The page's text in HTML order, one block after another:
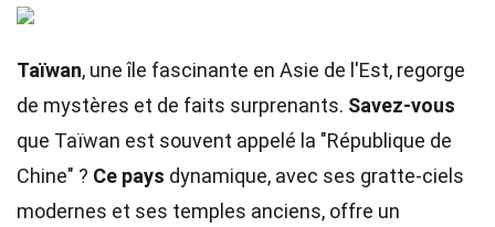
Taïwan, une île fascinante en Asie de l'Est, regorge
de mystères et de faits surprenants. Savez-vous
que Taïwan est souvent appelé la "République de
Chine" ? Ce pays dynamique, avec ses gratte-ciels
modernes et ses temples anciens, offre un